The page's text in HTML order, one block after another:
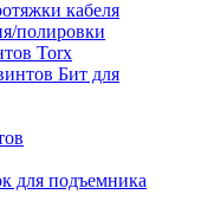
кабеля
полировки
Torx
Бит для
для подъемника